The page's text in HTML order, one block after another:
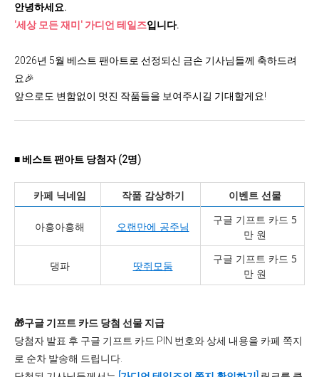
안녕하세요.
'세상 모든 재미' 가디언 테일즈입니다.
2026년 5월 베스트 팬아트로 선정되신 금손 기사님들께 축하드려
요🎉
앞으로도 변함없이 멋진 작품들을 보여주시길 기대할게요!
■베스트 팬아트 당첨자 (2명)
카페 닉네임 작품 감상하기 이벤트 선물
아흥아흥해 오랜만에 공주님
구글 기프트 카드 5
만 원
댕파 땃쥐모둠
구글 기프트 카드 5
만 원
🎁구글 기프트 카드 당첨 선물 지급
당첨자 발표 후 구글 기프트 카드 PIN 번호와 상세 내용을 카페 쪽지
로 순차 발송해 드립니다.